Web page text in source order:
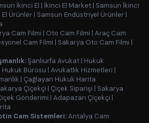
İkinci El | İkinci El Market | Samsun İkinci
El Ürünler | Samsun Endüstriyel Ürünler |
Cam Filmi | Oto Cam Filmi | Araç Cam
Cam Filmi | Sakarya Oto Cam Filmi |
Şanlıurfa Avukat | Hukuk
Hukuk Bürosu | Avukatlık Hizmetleri |
| Çağlayan Hukuk Harita
Çiçekçi | Çiçek Siparişi | Sakarya
Gönderimi | Adapazarı Çiçekçi |
Cam Sistemleri:Antalya Cam